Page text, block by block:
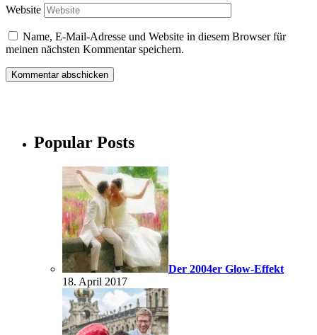
Website
Name, E-Mail-Adresse und Website in diesem Browser für
meinen nächsten Kommentar speichern.
Popular Posts
Der 2004er Glow-Effekt
18. April 2017